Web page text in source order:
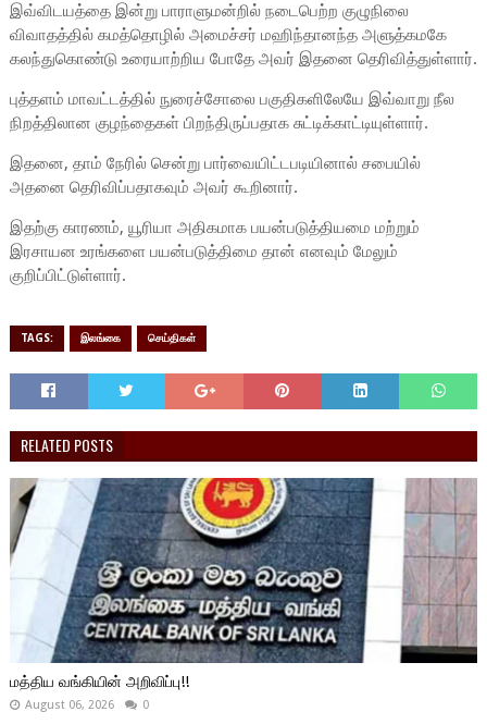
இவ்விடயத்தை இன்று பாராளுமன்றில் நடைபெற்ற குழுநிலை
விவாதத்தில் கமத்தொழில் அமைச்சர் மஹிந்தானந்த அளுத்கமகே
கலந்துகொண்டு உரையாற்றிய போதே அவர் இதனை தெரிவித்துள்ளார்.
புத்தளம் மாவட்டத்தில் நுரைச்சோலை பகுதிகளிலேயே இவ்வாறு நீல
நிறத்திலான குழந்தைகள் பிறந்திருப்பதாக சுட்டிக்காட்டியுள்ளார்.
இதனை, தாம் நேரில் சென்று பார்வையிட்டபடியினால் சபையில்
அதனை தெரிவிப்பதாகவும் அவர் கூறினார்.
இதற்கு காரணம், யூரியா அதிகமாக பயன்படுத்தியமை மற்றும்
இரசாயன உரங்களை பயன்படுத்திமை தான் எனவும் மேலும்
குறிப்பிட்டுள்ளார்.
TAGS: இலங்கை செய்திகள்
RELATED POSTS
மத்திய வங்கியின் அறிவிப்பு!!
August 06, 2026 0